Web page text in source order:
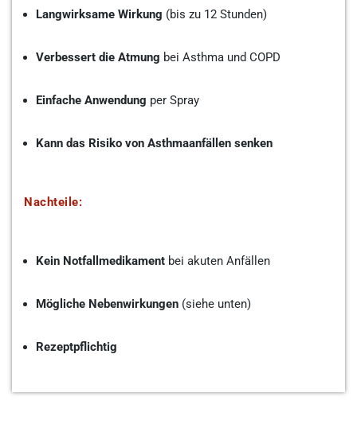
Langwirksame Wirkung (bis zu 12 Stunden)
Verbessert die Atmung bei Asthma und COPD
Einfache Anwendung per Spray
Kann das Risiko von Asthmaanfällen senken
Nachteile:
Kein Notfallmedikament bei akuten Anfällen
Mögliche Nebenwirkungen (siehe unten)
Rezeptpflichtig